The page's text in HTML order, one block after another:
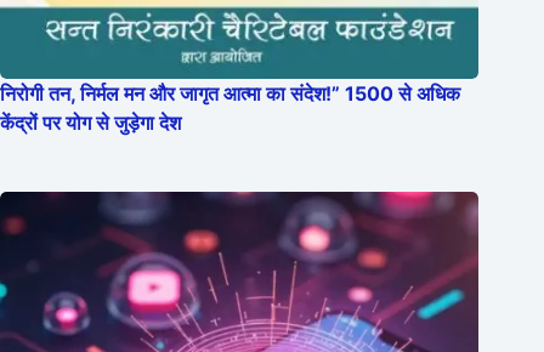
निरोगी तन, निर्मल मन और जागृत आत्मा का संदेश!” 1500 से अधिक
केंद्रों पर योग से जुड़ेगा देश